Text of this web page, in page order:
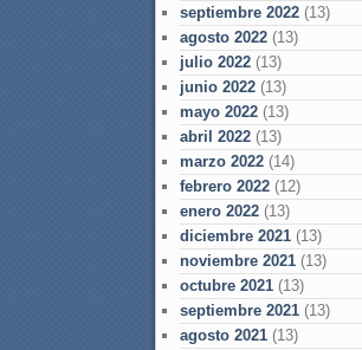
septiembre 2022 (13)
agosto 2022 (13)
julio 2022 (13)
junio 2022 (13)
mayo 2022 (13)
abril 2022 (13)
marzo 2022 (14)
febrero 2022 (12)
enero 2022 (13)
diciembre 2021 (13)
noviembre 2021 (13)
octubre 2021 (13)
septiembre 2021 (13)
agosto 2021 (13)